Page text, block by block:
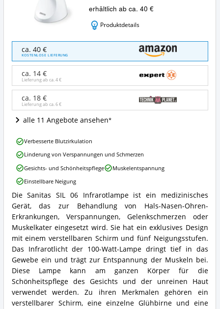
erhältlich ab ca. 40 €
Produktdetails
06
Infrarotlampe
Angebote:
Wo
diese
Rotlichtlampe
erhältlich?
ca. 40 €
KOSTENLOSE LIEFERUNG
ca. 14 €
Lieferung ab ca.4 €
ca. 18 €
Lieferung ab ca.6 €
alle 11 Angebote ansehen
Sanitas
SIL
06
Infrarotlampe
Zusammenfassung:
Was
bietet
diese
Rotlichtlampe?
Die Sanitas SIL 06 Infrarotlampe ist ein medizinisches
Gerät, das zur Behandlung von Hals-Nasen-Ohren-
Erkrankungen, Verspannungen, Gelenkschmerzen oder
Muskelkater eingesetzt wird. Sie hat ein exklusives Design
mit einem verstellbaren Schirm und fünf Neigungsstufen.
Das Infrarotlicht der 100-Watt-Lampe dringt tief in das
Gewebe ein und trägt zur Entspannung der Muskeln bei.
Diese Lampe kann am ganzen Körper für die
Schönheitspflege des Gesichts und der unreinen Haut
verwendet werden. Zu ihren Merkmalen gehören ein
verstellbarer Schirm, eine einzelne Glühbirne und eine
Sanitas
SIL
06
Infrarotlampe
Vorteile:
Was
spricht
für
diese
Rotlichtlampe?
Verbesserte Blutzirkulation
Linderung von Verspannungen und Schmerzen
Gesichts- und Schönheitspflege
Muskelentspannung
Einstellbare Neigung